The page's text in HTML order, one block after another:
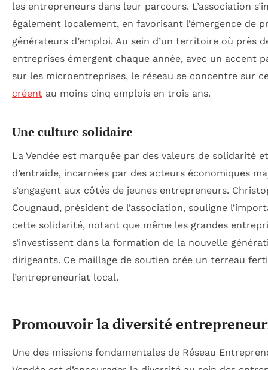
les entrepreneurs dans leur parcours. L’association
également localement, en favorisant l’émergence de
générateurs d’emploi. Au sein d’un territoire où près
entreprises émergent chaque année, avec un accent
sur les microentreprises, le réseau se concentre sur
créent au moins cinq emplois en trois ans.
Une culture solidaire
La Vendée est marquée par des valeurs de solidarité et
d’entraide, incarnées par des acteurs économiques
s’engagent aux côtés de jeunes entrepreneurs.
Cougnaud, président de l’association, souligne
cette solidarité, notant que même les grandes
s’investissent dans la formation de la nouvelle
dirigeants. Ce maillage de soutien crée un terreau
l’entrepreneuriat local.
Promouvoir la diversité
Une des missions fondamentales de Réseau